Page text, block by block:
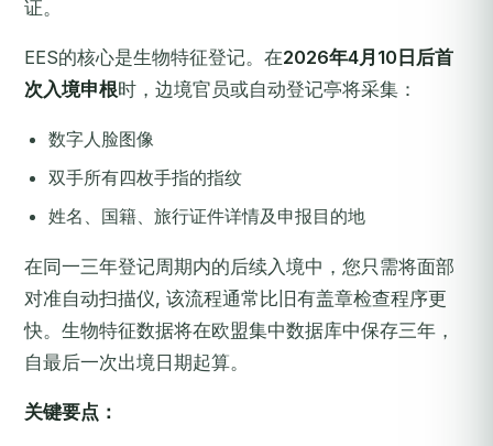
证。
EES的核心是生物特征登记。在2026年4月10日后首
次入境申根时，边境官员或自动登记亭将采集：
数字人脸图像
双手所有四枚手指的指纹
姓名、国籍、旅行证件详情及申报目的地
在同一三年登记周期内的后续入境中，您只需将面部
对准自动扫描仪, 该流程通常比旧有盖章检查程序更
快。生物特征数据将在欧盟集中数据库中保存三年，
自最后一次出境日期起算。
关键要点：